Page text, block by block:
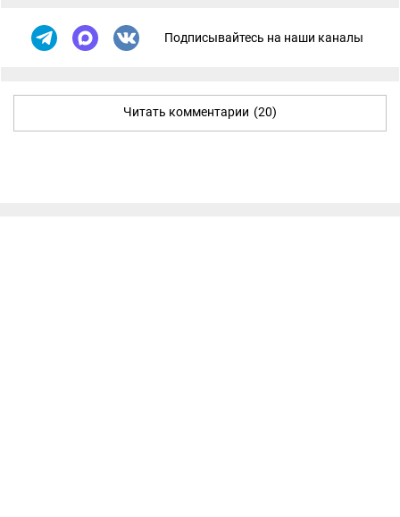
Подписывайтесь на наши каналы
Читать комментарии (20)